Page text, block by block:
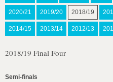
2020/21 2019/20 2018/19
2014/15 2013/14 2012/13
2018/19 Final Four
Semi-finals